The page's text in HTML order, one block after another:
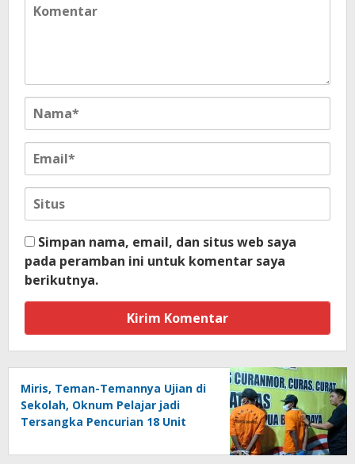
Simpan nama, email, dan situs web saya
pada peramban ini untuk komentar saya
berikutnya.
Miris, Teman-Temannya Ujian di
Sekolah, Oknum Pelajar jadi
Tersangka Pencurian 18 Unit